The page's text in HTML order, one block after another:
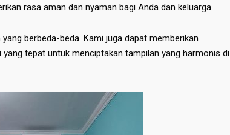
rasa aman dan nyaman bagi Anda dan keluarga.
berbeda-beda. Kami juga dapat memberikan
tepat untuk menciptakan tampilan yang harmonis di